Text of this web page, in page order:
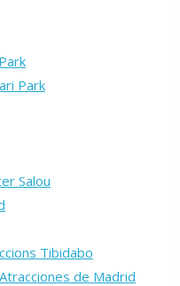
Park
Salou
Tibidabo
de Madrid